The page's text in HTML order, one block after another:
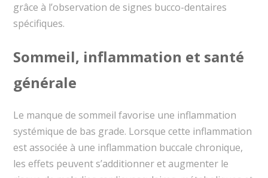
grâce à l’observation de signes bucco-dentaires
spécifiques.
Sommeil, inflammation et santé
générale
Le manque de sommeil favorise une inflammation
systémique de bas grade. Lorsque cette inflammation
est associée à une inflammation buccale chronique,
les effets peuvent s’additionner et augmenter le